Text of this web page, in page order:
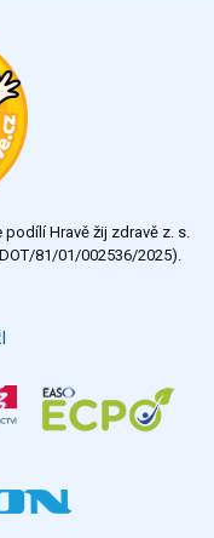
Hravě žij zdravě z. s.
81/01/002536/2025).